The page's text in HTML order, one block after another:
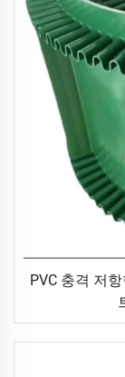
PVC 충격 저